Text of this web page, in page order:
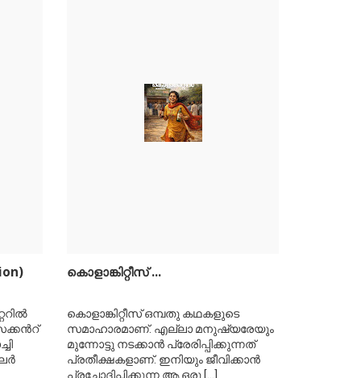
കൊളാങ്കിറ്റീസ് ...
കൊളാങ്കിറ്റീസ് ഒമ്പതു കഥകളുടെ
സമാഹാരമാണ്. എല്ലാ മനുഷ്യരേയും
മുന്നോട്ടു നടക്കാന്‍ പ്രേരിപ്പിക്കുന്നത്
പ്രതീക്ഷകളാണ്. ഇനിയും ജീവിക്കാന്‍
പ്രചോദിപ്പിക്കുന്ന ആ ഒരു [...]